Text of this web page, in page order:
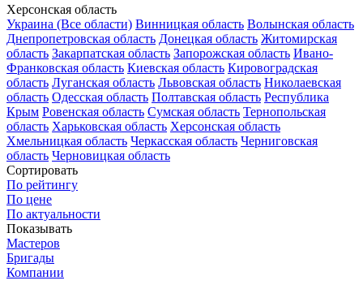
Херсонская область
Украина (Все области) Винницкая область Волынская область
Днепропетровская область Донецкая область Житомирская
область Закарпатская область Запорожская область Ивано-
Франковская область Киевская область Кировоградская
область Луганская область Львовская область Николаевская
область Одесская область Полтавская область Республика
Крым Ровенская область Сумская область Тернопольская
область Харьковская область Херсонская область
Хмельницкая область Черкасская область Черниговская
область Черновицкая область
Сортировать
По рейтингу
По цене
По актуальности
Показывать
Мастеров
Бригады
Компании